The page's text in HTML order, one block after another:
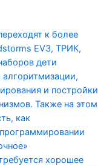
к более
EV3, ТРИК,
дети
и постройки
Также на этом
как
хорошее